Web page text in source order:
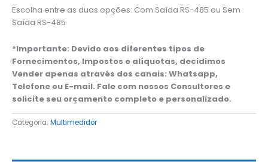
Escolha entre as duas opções: Com Saída RS-485 ou Sem
Saída RS-485
*Importante: Devido aos diferentes tipos de
Fornecimentos, Impostos e alíquotas, decidimos
Vender apenas através dos canais: Whatsapp,
Telefone ou E-mail. Fale com nossos Consultores e
solicite seu orçamento completo e personalizado.
Categoria: Multimedidor